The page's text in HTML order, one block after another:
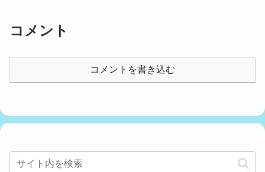
コメント
コメントを書き込む